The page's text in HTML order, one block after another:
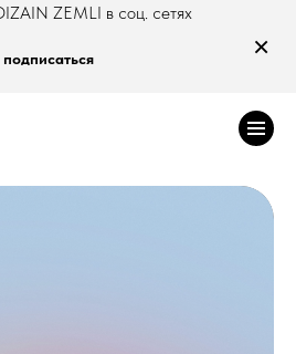
ZEMLI в соц. сетях
подписаться ×